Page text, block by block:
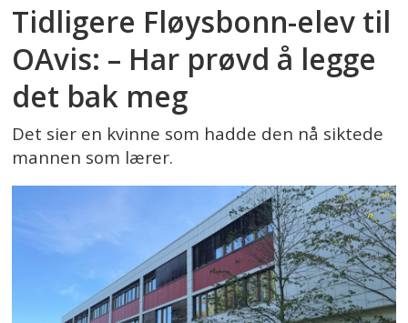
Tidligere Fløysbonn-elev til
OAvis: – Har prøvd å legge
det bak meg
Det sier en kvinne som hadde den nå siktede
mannen som lærer.